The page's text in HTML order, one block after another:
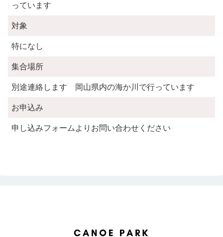
っています
対象
特になし
集合場所
別途連絡します 岡山県内の海か川で行っています
お申込み
申し込みフォームよりお問い合わせください